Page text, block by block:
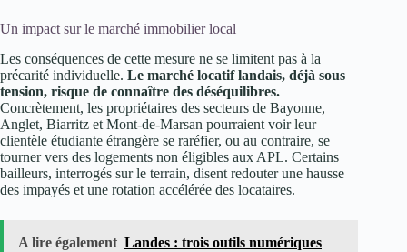
Un impact sur le marché immobilier local
Les conséquences de cette mesure ne se limitent pas à la
précarité individuelle. Le marché locatif landais, déjà sous
tension, risque de connaître des déséquilibres.
Concrètement, les propriétaires des secteurs de Bayonne,
Anglet, Biarritz et Mont-de-Marsan pourraient voir leur
clientèle étudiante étrangère se raréfier, ou au contraire, se
tourner vers des logements non éligibles aux APL. Certains
bailleurs, interrogés sur le terrain, disent redouter une hausse
des impayés et une rotation accélérée des locataires.
A lire également Landes : trois outils numériques